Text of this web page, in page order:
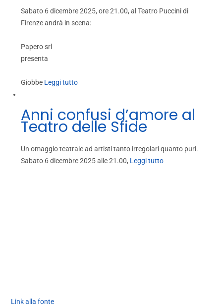
Sabato 6 dicembre 2025, ore 21.00, al Teatro Puccini di
Firenze andrà in scena:
Papero srl
presenta
Giobbe Leggi tutto
Anni confusi d’amore al
Teatro delle Sfide
Un omaggio teatrale ad artisti tanto irregolari quanto puri.
Sabato 6 dicembre 2025 alle 21.00, Leggi tutto
Link alla fonte